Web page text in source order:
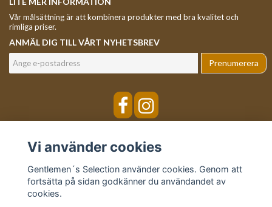
Vår målsättning är att kombinera produkter med bra kvalitet och
rimliga priser.
ANMÄL DIG TILL VÅRT NYHETSBREV
Prenumerera
Vi använder cookies
Gentlemen´s Selection använder cookies. Genom att
fortsätta på sidan godkänner du användandet av
cookies.